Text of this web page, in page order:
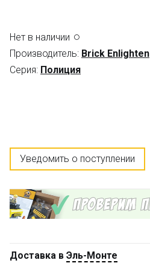
Нет в наличии
Производитель: Brick Enlighten
Серия: Полиция
Уведомить о поступлении
Доставка в Эль-Монте